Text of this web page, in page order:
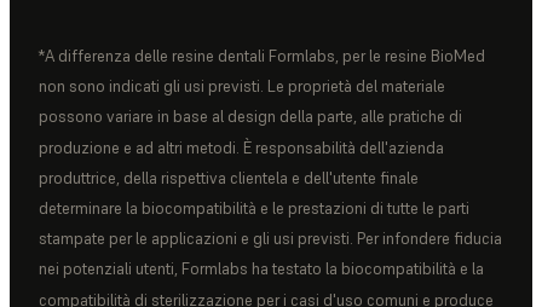
*A differenza delle resine dentali Formlabs, per le resine BioMed
non sono indicati gli usi previsti. Le proprietà del materiale
possono variare in base al design della parte, alle pratiche di
produzione e ad altri metodi. È responsabilità dell'azienda
produttrice, della rispettiva clientela e dell'utente finale
determinare la biocompatibilità e le prestazioni di tutte le parti
stampate per le applicazioni e gli usi previsti. Per infondere fiducia
nei potenziali utenti, Formlabs ha testato la biocompatibilità e la
compatibilità di sterilizzazione per i casi d'uso comuni e produce